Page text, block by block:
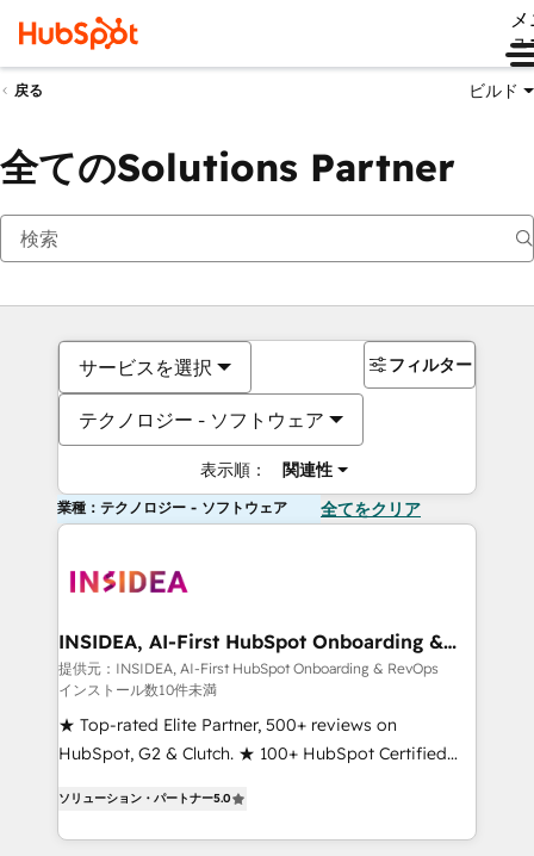
ュ
戻る ビルド
全てのSolutions Partner
サービスを選択
テクノロジー - ソフトウェア
表示順： 関連性
フィルター
業種：テクノロジー - ソフトウェア 全てをクリア
INSIDEA, AI-First HubSpot Onboarding &
RevOps
提供元：INSIDEA, AI-First HubSpot Onboarding & RevOps
インストール数10件未満
★ Top-rated Elite Partner, 500+ reviews on
HubSpot, G2 & Clutch. ★ 100+ HubSpot Certified
implementations across five continents ★ AI-First,
RevOps-led, Onboarding obsessed ★ Company of
ソリューション・パートナー5.0